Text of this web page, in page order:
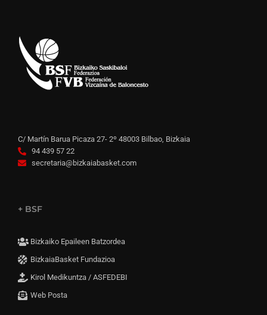
C/ Martín Barua Picaza 27- 2º 48003 Bilbao, Bizkaia
94 439 57 22
secretaria@bizkaiabasket.com
+ BSF
Bizkaiko Epaileen Batzordea
BizkaiaBasket Fundazioa
Kirol Medikuntza / ASFEDEBI
Web Posta